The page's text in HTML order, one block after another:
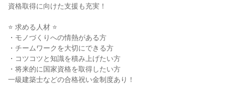
資格取得に向けた支援も充実！
⭐ 求める人材 ⭐
・モノづくりへの情熱がある方
・チームワークを大切にできる方
・コツコツと知識を積み上げたい方
・将来的に国家資格を取得したい方
一級建築士などの合格祝い金制度あり！